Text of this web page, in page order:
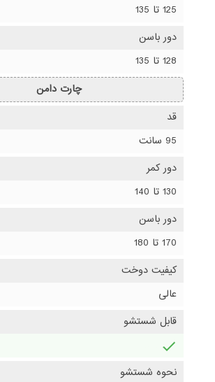
125 تا 135
دور باسن
128 تا 135
چارت دامن
قد
95 سانت
دور کمر
130 تا 140
دور باسن
170 تا 180
کیفیت دوخت
عالی
قابل شستشو
نحوه شستشو